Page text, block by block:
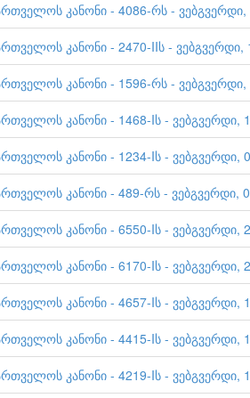
კანონი - 4086-რს -
კანონი - 2470-IIს - ვებგვერდი,
კანონი - 1596-რს -
კანონი - 1468-Iს - ვებგვერდი,
კანონი - 1234-Iს -
კანონი - 489-რს - ვებგვერდი,
კანონი - 6550-Iს - ვებგვერდი,
კანონი - 6170-Iს - ვებგვერდი,
კანონი - 4657-Iს - ვებგვერდი,
კანონი - 4415-Iს - ვებგვერდი,
კანონი - 4219-Iს - ვებგვერდი,